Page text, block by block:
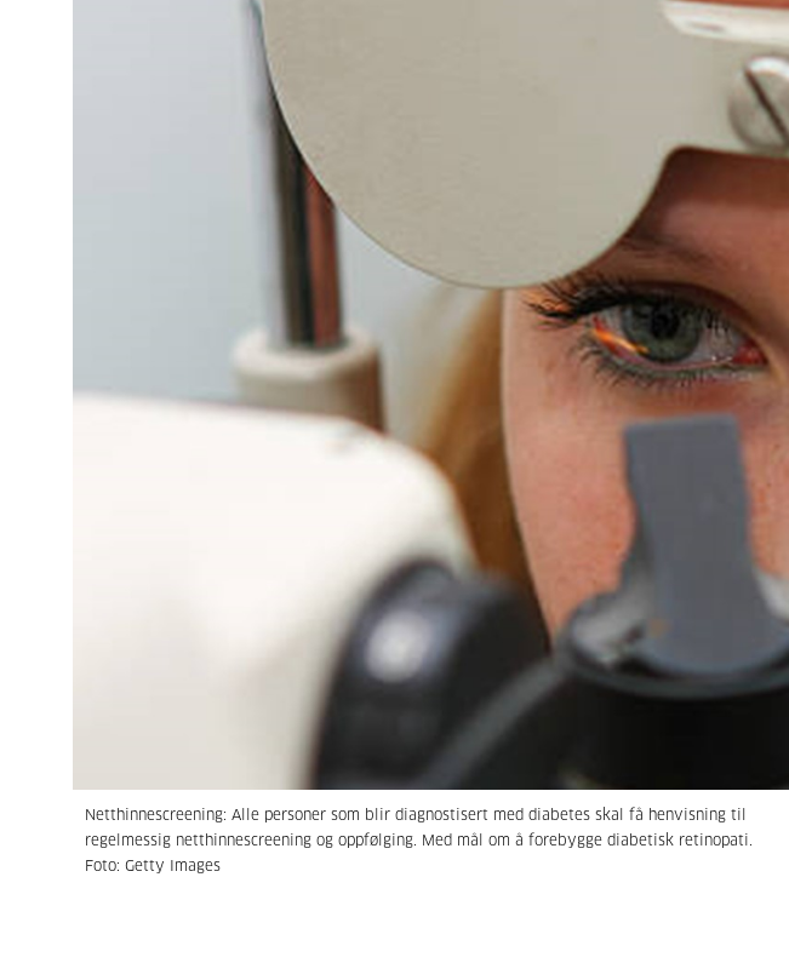
Netthinnescreening: Alle personer som blir diagnostisert med diabetes skal få henvisning til
regelmessig netthinnescreening og oppfølging. Med mål om å forebygge diabetisk retinopati.
Foto: Getty Images